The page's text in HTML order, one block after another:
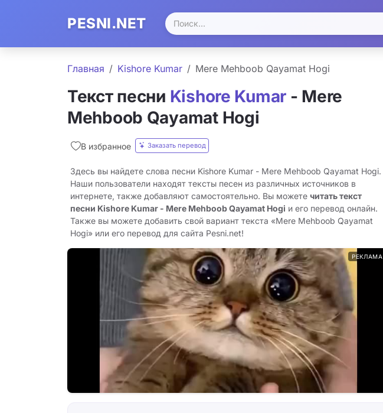
PESNI.NET
Главная Kishore Kumar Mere Mehboob Qayamat Hogi
Текст песни Kishore Kumar - Mere
Mehboob Qayamat Hogi
В избранное Заказать перевод
Здесь вы найдете слова песни Kishore Kumar - Mere Mehboob Qayamat Hogi.
Наши пользователи находят тексты песен из различных источников в
интернете, также добавляют самостоятельно. Вы можете читать текст
песни Kishore Kumar - Mere Mehboob Qayamat Hogi и его перевод онлайн.
Также вы можете добавить свой вариант текста «Mere Mehboob Qayamat
Hogi» или его перевод для сайта Pesni.net!
РЕКЛАМА